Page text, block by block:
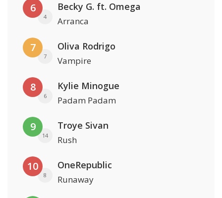
6
4
Becky G. ft. Omega
Arranca
7
7
Oliva Rodrigo
Vampire
8
6
Kylie Minogue
Padam Padam
9
14
Troye Sivan
Rush
10
8
OneRepublic
Runaway